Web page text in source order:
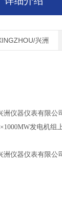
兴洲
洲仪器仪表有限公
发电机组
仪器仪表有限公